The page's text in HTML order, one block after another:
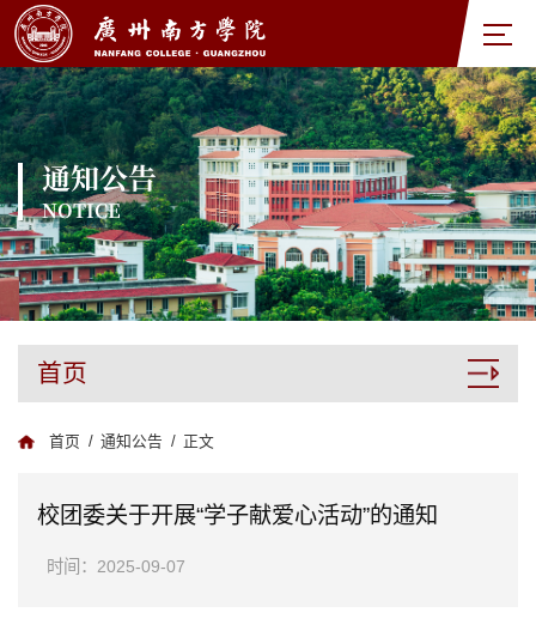
通知公告
NOTICE
首页
首页 / 通知公告 / 正文
校团委关于开展“学子献爱心活动”的通知
时间：2025-09-07